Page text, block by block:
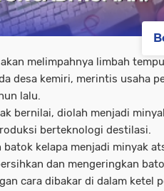
melimpahnya limbah
desa kemiri, merintis usaha
lalu.
bernilai, diolah menjadi
berteknologi destilasi.
kelapa menjadi minyak
dan mengeringkan
cara dibakar di dalam ketel